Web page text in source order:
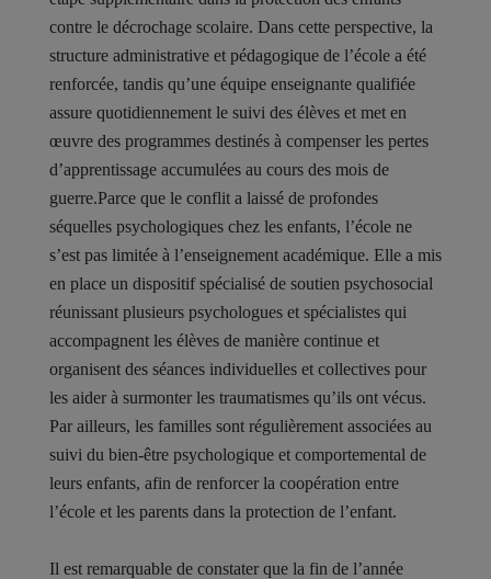
contre le décrochage scolaire. Dans cette perspective, la
structure administrative et pédagogique de l’école a été
renforcée, tandis qu’une équipe enseignante qualifiée
assure quotidiennement le suivi des élèves et met en
œuvre des programmes destinés à compenser les pertes
d’apprentissage accumulées au cours des mois de
guerre.Parce que le conflit a laissé de profondes
séquelles psychologiques chez les enfants, l’école ne
s’est pas limitée à l’enseignement académique. Elle a mis
en place un dispositif spécialisé de soutien psychosocial
réunissant plusieurs psychologues et spécialistes qui
accompagnent les élèves de manière continue et
organisent des séances individuelles et collectives pour
les aider à surmonter les traumatismes qu’ils ont vécus.
Par ailleurs, les familles sont régulièrement associées au
suivi du bien-être psychologique et comportemental de
leurs enfants, afin de renforcer la coopération entre
l’école et les parents dans la protection de l’enfant.
Il est remarquable de constater que la fin de l’année